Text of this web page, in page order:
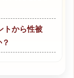
トから性被